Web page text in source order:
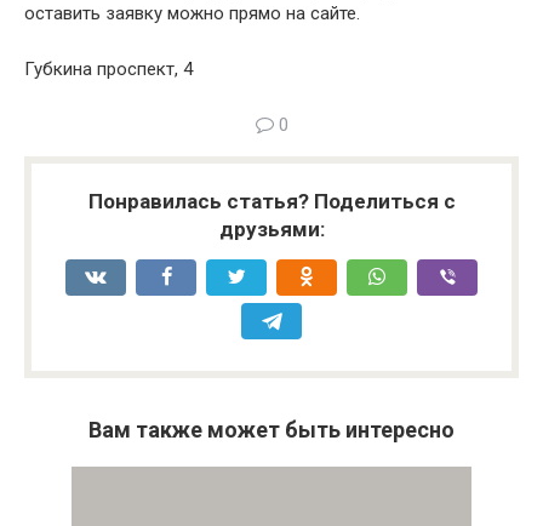
оставить заявку можно прямо на сайте.
Губкина проспект, 4
0
Понравилась статья? Поделиться с
друзьями:
Вам также может быть интересно